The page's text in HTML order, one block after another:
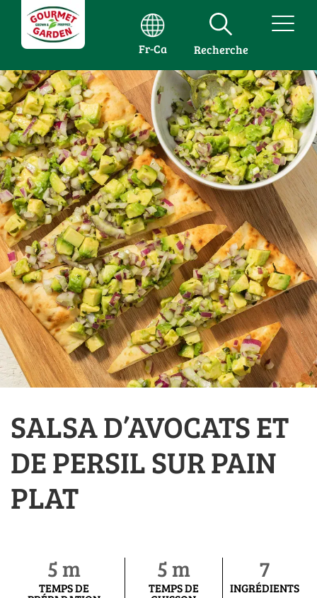
Fr-Ca Recherche
SALSA D’AVOCATS ET
DE PERSIL SUR PAIN
PLAT
5 m
TEMPS DE
5 m
TEMPS DE
7
INGRÉDIENTS